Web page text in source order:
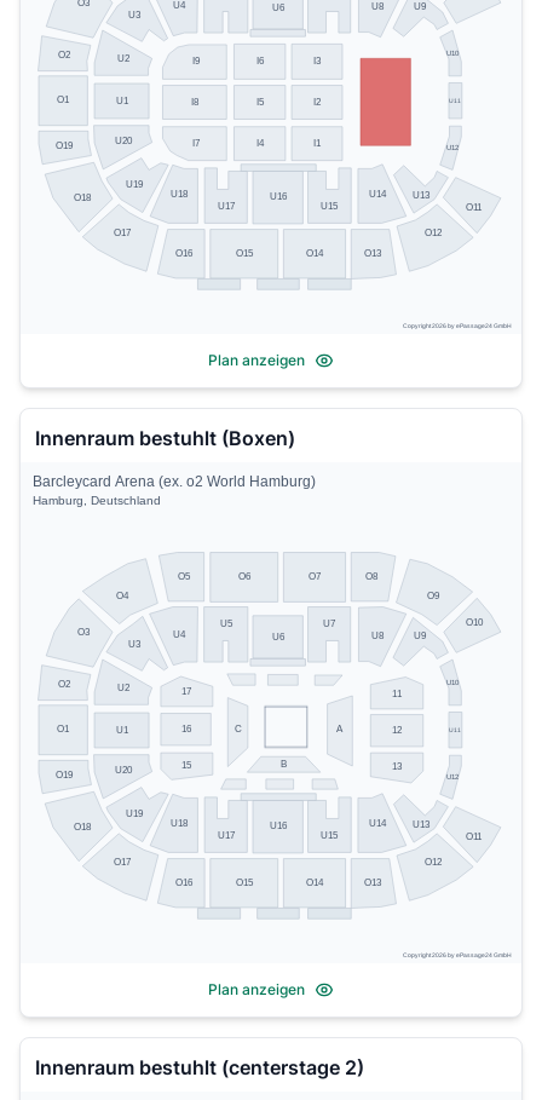
O19
O18
O17
O16 O15 O14 O13
O12
O11
O3
O2
O1
U20
U19
U18
U17
U16
U15
U14 U13
U12
U11
U10
U9
U8
U6
U4
U3
U2
U1
I1
I2
I3
I4
I5
I6
I7
I8
I9
Copyright 2026 by ePassage24 GmbH
Plan anzeigen
Innenraum bestuhlt (Boxen)
O19
O18
O17
O16
O15 O14 O13
O12
O11
O10
O9
O8
O7
O6
O5
O4
O3
O2
O1
U20
U19
U18
U17
U16
U15
U14 U13
U12
U11
U10
U9
U8
U7
U6
U5
U4
U3
U2
U1 12
13
11
A
B
15
16
17
C
Barcleycard Arena (ex. o2 World Hamburg)
Hamburg, Deutschland
Copyright 2026 by ePassage24 GmbH
Plan anzeigen
Innenraum bestuhlt (centerstage 2)